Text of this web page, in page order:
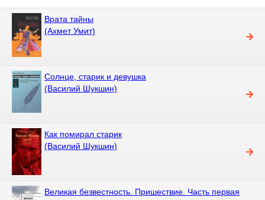
Врата тайны
(Ахмет Умит)
Солнце, старик и девушка
(Василий Шукшин)
Как помирал старик
(Василий Шукшин)
Великая безвестность. Пришествие. Часть первая